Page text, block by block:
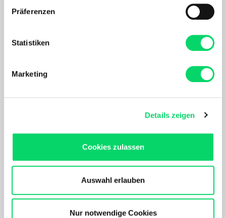
Informationen über Ihre geografische Lage
können
bestimmten Merkmalen (Fingerprinting) identifizieren
Erfahren Sie mehr darüber, wie Ihre persönlichen Daten
Produkten und Inhalten.
Unser Online Angebot sowie die Funktionalität und
Performance unserer Website wird kontinuierlich für Dich
Bergspezl verwendet Cookies, um Inhalte und Anzeigen
zu personalisieren, Funktionen für soziale Medien
Präferenzen
Statistiken
Marketing
Details zeigen
Cookies zulassen
Auswahl erlauben
Nur notwendige Cookies
Acid 260 Disc FE
ÄHNLICHE PRODUKTE